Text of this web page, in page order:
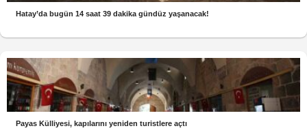
Hatay’da bugün 14 saat 39 dakika gündüz yaşanacak!
Payas Külliyesi, kapılarını yeniden turistlere açtı